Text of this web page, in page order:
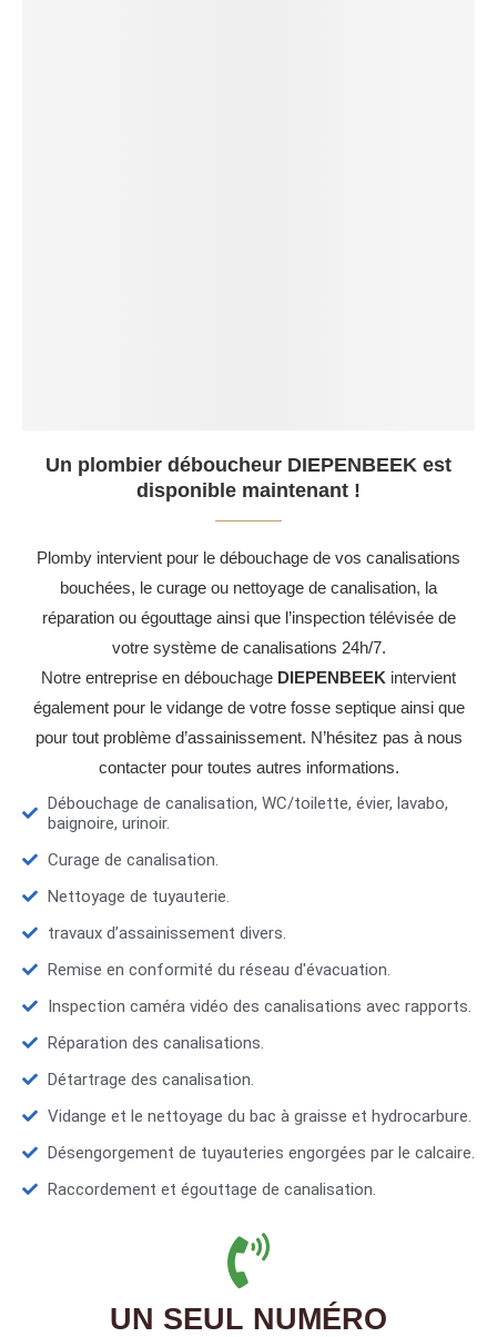
Un plombier déboucheur DIEPENBEEK est
disponible maintenant !
Plomby intervient pour le débouchage de vos canalisations
bouchées, le curage ou nettoyage de canalisation, la
réparation ou égouttage ainsi que l’inspection télévisée de
votre système de canalisations 24h/7.
Notre entreprise en débouchage DIEPENBEEK intervient
également pour le vidange de votre fosse septique ainsi que
pour tout problème d’assainissement. N’hésitez pas à nous
contacter pour toutes autres informations.
Débouchage de canalisation, WC/toilette, évier, lavabo,
baignoire, urinoir.
Curage de canalisation.
Nettoyage de tuyauterie.
travaux d’assainissement divers.
Remise en conformité du réseau d'évacuation.
Inspection caméra vidéo des canalisations avec rapports.
Réparation des canalisations.
Détartrage des canalisation.
Vidange et le nettoyage du bac à graisse et hydrocarbure.
Désengorgement de tuyauteries engorgées par le calcaire.
Raccordement et égouttage de canalisation.
UN SEUL NUMÉRO